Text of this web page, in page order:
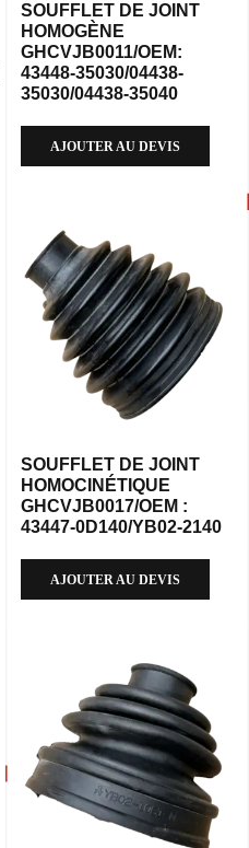
SOUFFLET DE JOINT
HOMOGÈNE
GHCVJB0011/OEM:
43448-35030/04438-
35030/04438-35040
AJOUTER AU DEVIS
SOUFFLET DE JOINT
HOMOCINÉTIQUE
GHCVJB0017/OEM :
43447-0D140/YB02-2140
AJOUTER AU DEVIS